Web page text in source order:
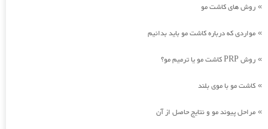
» روش های کاشت مو
» مواردی که درباره کاشت مو باید بدانیم
» روش PRP کاشت مو یا ترمیم مو؟
» کاشت مو با موی بلند
» مراحل پیوند مو و نتایج حاصل از آن